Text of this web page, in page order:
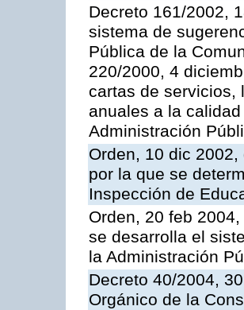
Decreto 161/2002,
sistema de
Pública de la
220/2000, 4
cartas de servicios,
anuales a la
Administración
Orden, 10 dic
por la que se
Inspección de
Orden, 20 feb
se desarrolla el
la Administración
Decreto 40/2004,
Orgánico de la